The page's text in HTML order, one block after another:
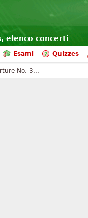
elenco concerti
Esami Quizzes
No. 3...